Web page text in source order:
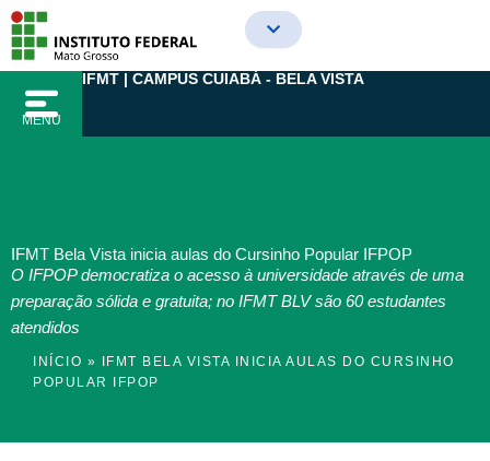
para
conteúdo
MENU
IFMT | CAMPUS CUIABÁ - BELA VISTA
IFMT Bela Vista inicia aulas do Cursinho Popular IFPOP
O IFPOP democratiza o acesso à universidade através de uma
preparação sólida e gratuita; no IFMT BLV são 60 estudantes
atendidos
INÍCIO » IFMT BELA VISTA INICIA AULAS DO CURSINHO
POPULAR IFPOP